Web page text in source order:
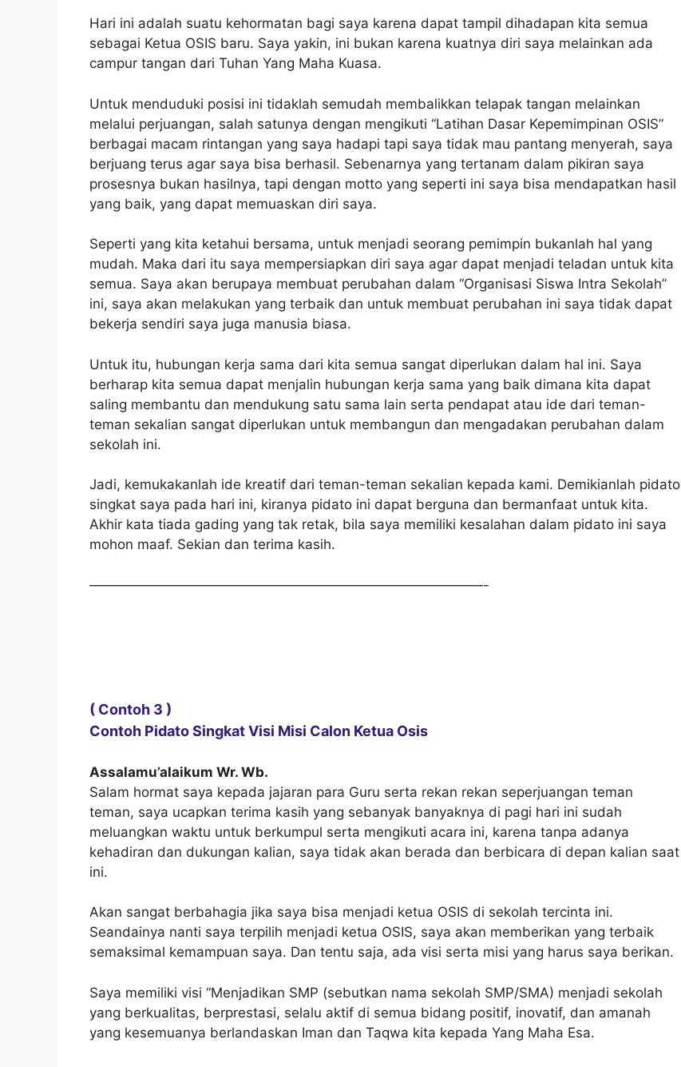
Hari ini adalah suatu kehormatan bagi saya karena dapat tampil dihadapan kita semua
sebagai Ketua OSIS baru. Saya yakin, ini bukan karena kuatnya diri saya melainkan ada
campur tangan dari Tuhan Yang Maha Kuasa.
Untuk menduduki posisi ini tidaklah semudah membalikkan telapak tangan melainkan
melalui perjuangan, salah satunya dengan mengikuti “Latihan Dasar Kepemimpinan OSIS”
berbagai macam rintangan yang saya hadapi tapi saya tidak mau pantang menyerah, saya
berjuang terus agar saya bisa berhasil. Sebenarnya yang tertanam dalam pikiran saya
prosesnya bukan hasilnya, tapi dengan motto yang seperti ini saya bisa mendapatkan hasil
yang baik, yang dapat memuaskan diri saya.
Seperti yang kita ketahui bersama, untuk menjadi seorang pemimpin bukanlah hal yang
mudah. Maka dari itu saya mempersiapkan diri saya agar dapat menjadi teladan untuk kita
semua. Saya akan berupaya membuat perubahan dalam “Organisasi Siswa Intra Sekolah”
ini, saya akan melakukan yang terbaik dan untuk membuat perubahan ini saya tidak dapat
bekerja sendiri saya juga manusia biasa.
Untuk itu, hubungan kerja sama dari kita semua sangat diperlukan dalam hal ini. Saya
berharap kita semua dapat menjalin hubungan kerja sama yang baik dimana kita dapat
saling membantu dan mendukung satu sama lain serta pendapat atau ide dari teman-
teman sekalian sangat diperlukan untuk membangun dan mengadakan perubahan dalam
sekolah ini.
Jadi, kemukakanlah ide kreatif dari teman-teman sekalian kepada kami. Demikianlah pidato
singkat saya pada hari ini, kiranya pidato ini dapat berguna dan bermanfaat untuk kita.
Akhir kata tiada gading yang tak retak, bila saya memiliki kesalahan dalam pidato ini saya
mohon maaf. Sekian dan terima kasih.
—————————————————————————————-
( Contoh 3 )
Contoh Pidato Singkat Visi Misi Calon Ketua Osis
Assalamu’alaikum Wr. Wb.
Salam hormat saya kepada jajaran para Guru serta rekan rekan seperjuangan teman
teman, saya ucapkan terima kasih yang sebanyak banyaknya di pagi hari ini sudah
meluangkan waktu untuk berkumpul serta mengikuti acara ini, karena tanpa adanya
kehadiran dan dukungan kalian, saya tidak akan berada dan berbicara di depan kalian saat
ini.
Akan sangat berbahagia jika saya bisa menjadi ketua OSIS di sekolah tercinta ini.
Seandainya nanti saya terpilih menjadi ketua OSIS, saya akan memberikan yang terbaik
semaksimal kemampuan saya. Dan tentu saja, ada visi serta misi yang harus saya berikan.
Saya memiliki visi “Menjadikan SMP (sebutkan nama sekolah SMP/SMA) menjadi sekolah
yang berkualitas, berprestasi, selalu aktif di semua bidang positif, inovatif, dan amanah
yang kesemuanya berlandaskan Iman dan Taqwa kita kepada Yang Maha Esa.